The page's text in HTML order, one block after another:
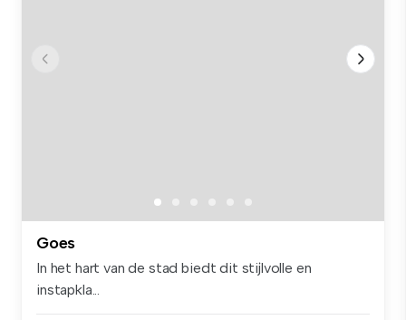
Goes
In het hart van de stad biedt dit stijlvolle en
instapkla...